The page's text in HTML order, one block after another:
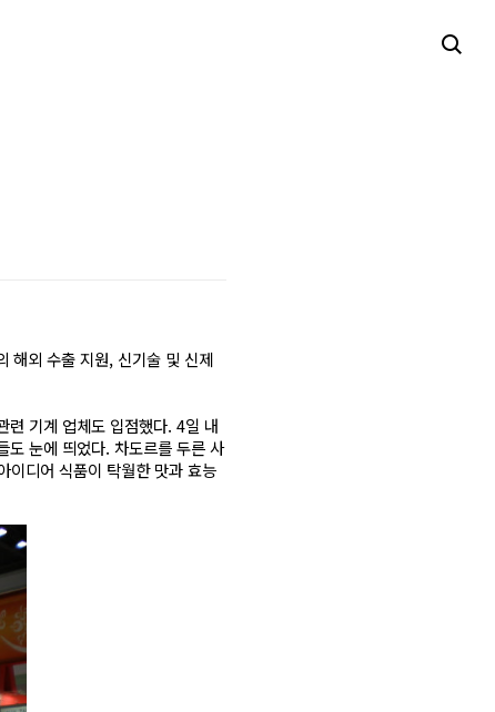
해외 수출 지원, 신기술 및 신제
련 기계 업체도 입점했다. 4일 내
도 눈에 띄었다. 차도르를 두른 사
이디어 식품이 탁월한 맛과 효능